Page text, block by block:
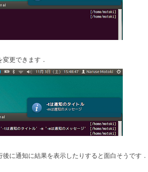
更できます．
に通知に結果を表示したりすると面白そうです．